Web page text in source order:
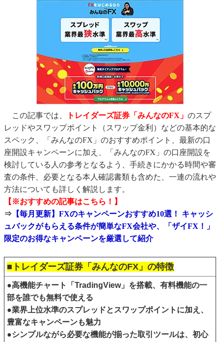
この記事では、 トレイダーズ証券「みんなのFX」 のスプ
レッドやスワップポイント（スワップ金利）などの基本的な
スペック、「みんなのFX」のおすすめポイント、最新の口
座開設キャンペーンに加え、「みんなのFX」の口座開設を
検討している人の参考となるよう、手続きにかかる時間や審
査の条件、必要となる本人確認書類も含めた、一連の流れや
方法についても詳しく解説します。
【※おすすめの記事はこちら！】
⇒ 【毎月更新】FXのキャンペーンおすすめ10選！ キャッシ
ュバックがもらえる条件が簡単なFX会社や、「ザイFX！」
限定のお得なキャンペーンを厳選して紹介
■トレイダーズ証券「みんなのFX」の特徴
●高機能チャート「TradingView」を搭載、有料機能の一
部を誰でも無料で使える
●業界上位水準のスプレッドとスワップポイントに加え、
豊富なキャンペーンも魅力
●シンプルながら必要な機能が揃った取引ツールは、初心